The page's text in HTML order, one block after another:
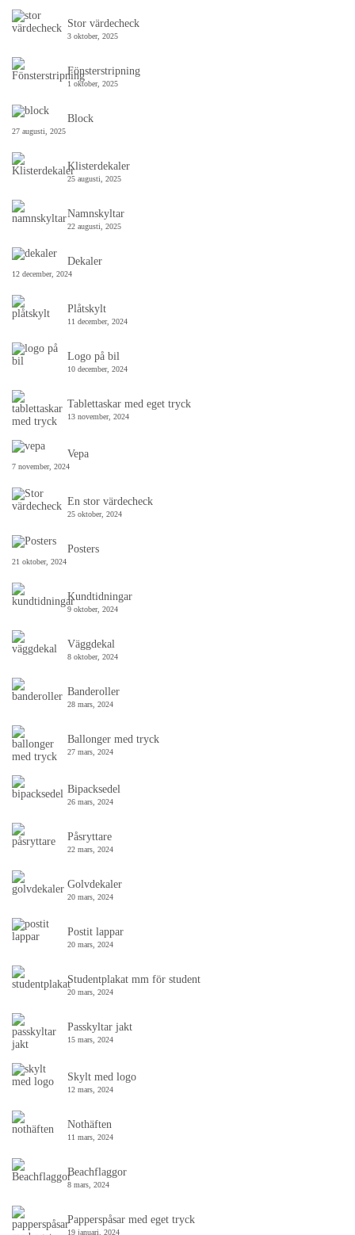
Stor värdecheck
3 oktober, 2025
Fönsterstripning
1 oktober, 2025
Block
27 augusti, 2025
Klisterdekaler
25 augusti, 2025
Namnskyltar
22 augusti, 2025
Dekaler
12 december, 2024
Plåtskylt
11 december, 2024
Logo på bil
10 december, 2024
Tablettaskar med eget tryck
13 november, 2024
Vepa
7 november, 2024
En stor värdecheck
25 oktober, 2024
Posters
21 oktober, 2024
Kundtidningar
9 oktober, 2024
Väggdekal
8 oktober, 2024
Banderoller
28 mars, 2024
Ballonger med tryck
27 mars, 2024
Bipacksedel
26 mars, 2024
Påsryttare
22 mars, 2024
Golvdekaler
20 mars, 2024
Postit lappar
20 mars, 2024
Studentplakat mm för student
20 mars, 2024
Passkyltar jakt
15 mars, 2024
Skylt med logo
12 mars, 2024
Nothäften
11 mars, 2024
Beachflaggor
8 mars, 2024
Papperspåsar med eget tryck
19 januari, 2024